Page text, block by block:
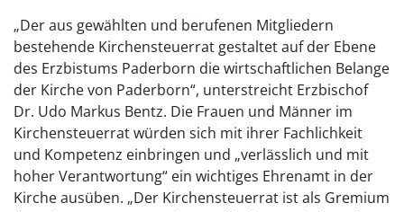
„Der aus gewählten und berufenen Mitgliedern
bestehende Kirchensteuerrat gestaltet auf der Ebene
des Erzbistums Paderborn die wirtschaftlichen Belange
der Kirche von Paderborn“, unterstreicht Erzbischof
Dr. Udo Markus Bentz. Die Frauen und Männer im
Kirchensteuerrat würden sich mit ihrer Fachlichkeit
und Kompetenz einbringen und „verlässlich und mit
hoher Verantwortung“ ein wichtiges Ehrenamt in der
Kirche ausüben. „Der Kirchensteuerrat ist als Gremium